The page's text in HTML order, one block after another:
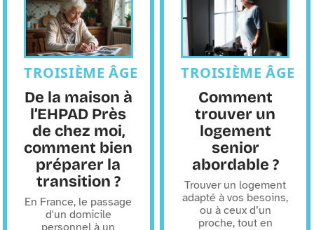
TROISIÈME ÂGE
De la maison à
l’EHPAD Près
de chez moi,
comment bien
préparer la
transition ?
En France, le passage
d'un domicile
TROISIÈME ÂGE
Comment
trouver un
logement
senior
abordable ?
Trouver un logement
adapté à vos besoins,
ou à ceux d’un
proche, tout en